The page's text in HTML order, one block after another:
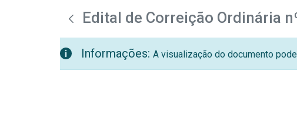
Pular para o Conteúdo principal
teste descricaoEdital de Correição Ordinária
Informações: A visualização do documento